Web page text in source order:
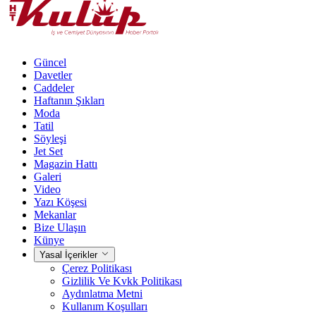
Güncel
Davetler
Caddeler
Haftanın Şıkları
Moda
Tatil
Söyleşi
Jet Set
Magazin Hattı
Galeri
Video
Yazı Köşesi
Mekanlar
Bize Ulaşın
Künye
Yasal İçerikler
Çerez Politikası
Gizlilik Ve Kvkk Politikası
Aydınlatma Metni
Kullanım Koşulları